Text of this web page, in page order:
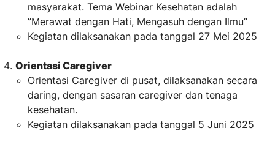
masyarakat. Tema Webinar Kesehatan adalah
”Merawat dengan Hati, Mengasuh dengan Ilmu”
Kegiatan dilaksanakan pada tanggal 27 Mei 2025
Orientasi Caregiver
Orientasi Caregiver di pusat, dilaksanakan secara
daring, dengan sasaran caregiver dan tenaga
kesehatan.
Kegiatan dilaksanakan pada tanggal 5 Juni 2025